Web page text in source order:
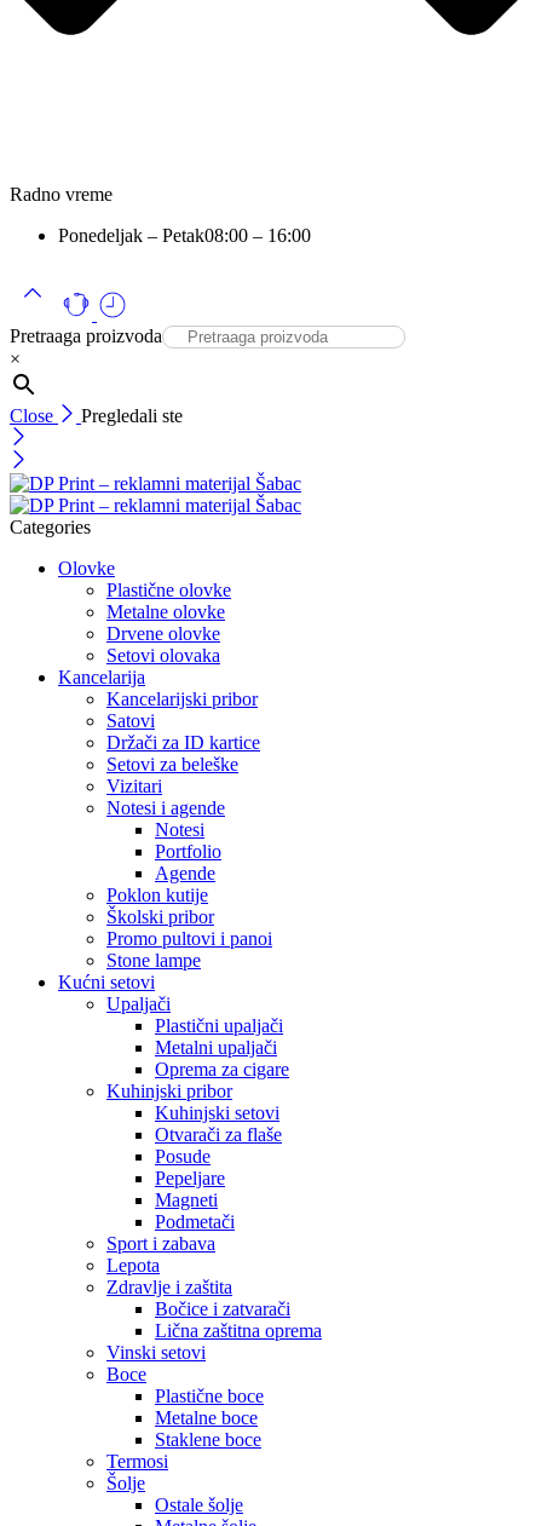
Radno vreme
Ponedeljak – Petak08:00 – 16:00
Pretraaga proizvoda
×
Close Pregledali ste
Categories
Olovke
Plastične olovke
Metalne olovke
Drvene olovke
Setovi olovaka
Kancelarija
Kancelarijski pribor
Satovi
Držači za ID kartice
Setovi za beleške
Vizitari
Notesi i agende
Notesi
Portfolio
Agende
Poklon kutije
Školski pribor
Promo pultovi i panoi
Stone lampe
Kućni setovi
Upaljači
Plastični upaljači
Metalni upaljači
Oprema za cigare
Kuhinjski pribor
Kuhinjski setovi
Otvarači za flaše
Posude
Pepeljare
Magneti
Podmetači
Sport i zabava
Lepota
Zdravlje i zaštita
Bočice i zatvarači
Lična zaštitna oprema
Vinski setovi
Boce
Plastične boce
Metalne boce
Staklene boce
Termosi
Šolje
Ostale šolje